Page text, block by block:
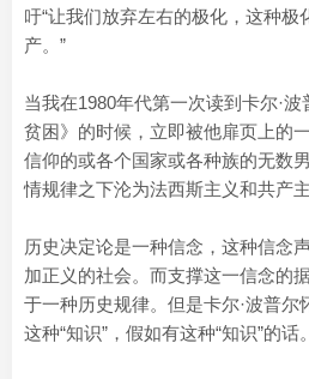
吁“让我们放弃左右的极化，这种
产。”
当我在1980年代第一次读到卡尔·
贫困》的时候，立即被他扉页上的
信仰的或各个国家或各种族的无数
情规律之下沦为法西斯主义和共产
历史决定论是一种信念，这种信念
加正义的社会。而支撑这一信念的
于一种历史规律。但是卡尔·波普尔
这种“知识”，假如有这种“知识”的话。